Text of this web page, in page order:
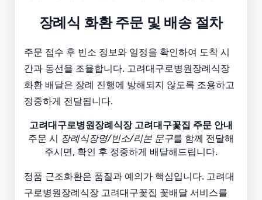
장례식 화환 주문 및 배송 절차
주문 접수 후 빈소 정보와 일정을 확인하여 도착 시
간과 동선을 조율합니다. 고려대구로병원장례식장
화환 배달은 장례 진행에 방해되지 않도록 조용하고
정중하게 전달됩니다.
고려대구로병원장례식장 고려대구꽃집 주문 안내
주문 시 장례식장명/빈소/리본 문구를 함께 전달해
주시면, 확인 후 정중하게 배달해드립니다.
정품 근조화환은 품질과 예의가 핵심입니다. 고려대
구로병원장례식장 고려대구꽃집 꽃배달 서비스를